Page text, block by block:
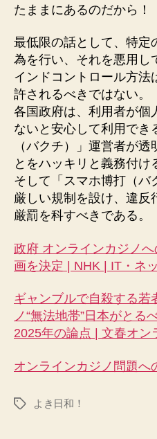
たままにあるのだから！
最低限の話として、特定
為を行い、それを悪用し
インドコントロール方法
許されるべきではない。
各国政府は、利用者が個
ないと安心して利用でき
（バクチ）」運営者が
とをハッキリと義務付け
そして「スマホ博打（バ
厳しい規制を設け、違反
厳罰を科すべきである。
政府 オンラインカジノ
画を決定 | NHK | IT・ネ
ギャンブルで自殺する
ノ“無法地帯”日本がとる
2025年の論点 | 文春オン
オンラインカジノ問題へ
タ
よき日和！